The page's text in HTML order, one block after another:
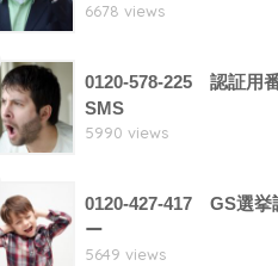
6678 views
0120-578-225 認証用
SMS
5990 views
0120-427-417 GS選挙
ー
5649 views